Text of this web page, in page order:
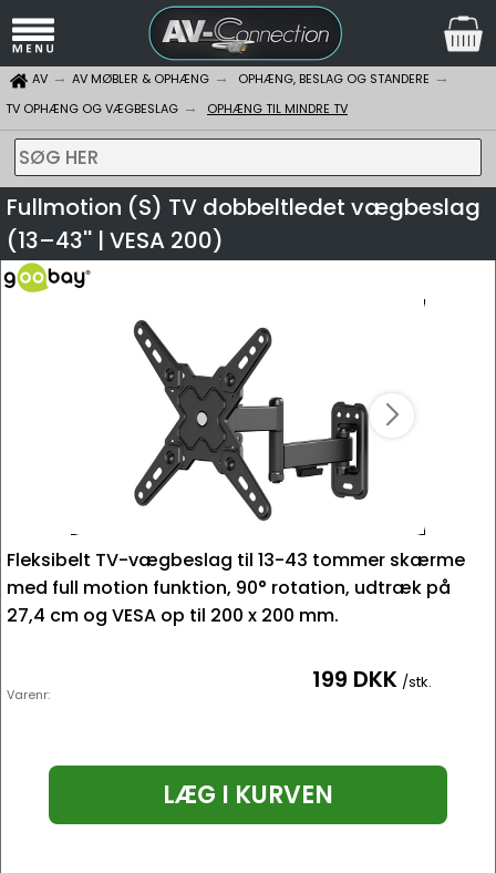
AV AV MØBLER & OPHÆNG
OPHÆNG, BESLAG OG STANDERE
TV OPHÆNG OG VÆGBESLAG
OPHÆNG TIL MINDRE TV
SØG HER
Fullmotion (S) TV dobbeltledet vægbeslag
(13–43'' | VESA 200)
Fleksibelt TV-vægbeslag til 13-43 tommer skærme
med full motion funktion, 90° rotation, udtræk på
27,4 cm og VESA op til 200 x 200 mm.
Varenr: 199 DKK /stk.
LÆG I KURVEN